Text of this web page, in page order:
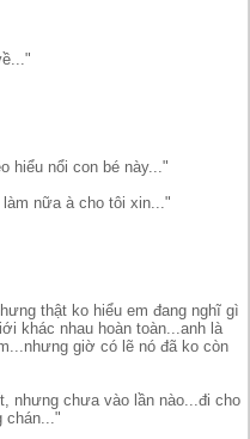
hiểu nổi con bé này..."
nữa à cho tôi xin..."
thật ko hiểu em đang nghĩ gì
khác nhau hoàn toàn...anh là
giờ có lẽ nó đã ko còn
nhưng chưa vào lần nào...đi cho
chán..."